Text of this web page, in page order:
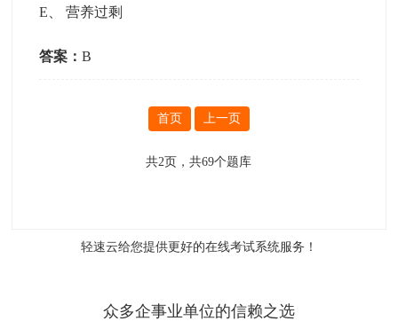
E 、营养过剩
答案：B
首页 上一页
共2页，共69个题库
轻速云给您提供更好的在线考试系统服务！
众多企事业单位的信赖之选